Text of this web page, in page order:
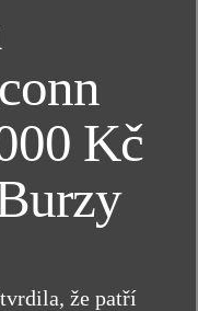
Kč
že patří